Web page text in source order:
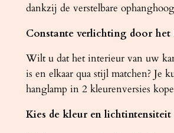
dankzij de verstelbare
Constante verlichting door het
Wilt u dat het interieur van uw
is en elkaar qua stijl matchen? Je
hanglamp in 2 kleurenversies
Kies de kleur en lichtintensiteit